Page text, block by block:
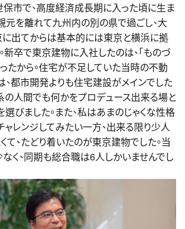
市で、高度経済成長期に入った頃に生ま
元を離れて九州内の別の県で過ごし、大
出てからは基本的には東京と横浜に拠
新卒で東京建物に入社したのは、「ものづ
ったから。住宅が不足していた当時の不動
、都市開発よりも住宅建設がメインでした
の人間でも何かをプロデュース出来る場と
選びました。また、私はあまのじゃくな性格
ャレンジしてみたい一方、出来る限り少人
て、たどり着いたのが東京建物でした。当
く、同期も総合職は6人しかいませんでし